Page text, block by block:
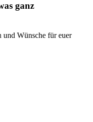
ganz
Wünsche für euer